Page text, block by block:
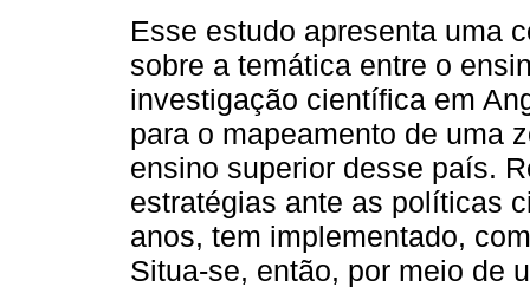
Esse estudo apresenta uma
sobre a temática entre o
investigação científica em
para o mapeamento de uma
ensino superior desse país.
estratégias ante as políticas
anos, tem implementado,
Situa-se, então, por meio de